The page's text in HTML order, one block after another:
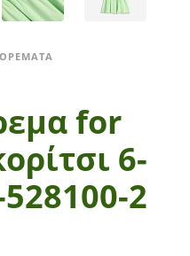
for
6-
2